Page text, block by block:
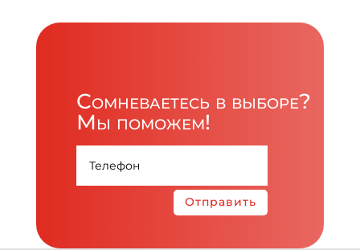
Сомневаетесь в выборе?
Мы поможем!
Отправить